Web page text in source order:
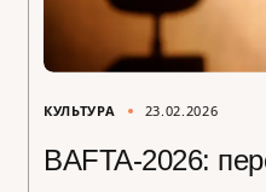
КУЛЬТУРА 23.02.2026
BAFTA-2026: